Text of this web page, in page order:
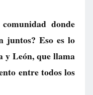
donde
juntos? Eso es lo
y León, que llama
entre todos los